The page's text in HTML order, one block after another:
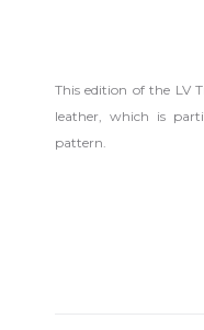
This edition of the LV
leather, which is
pattern.